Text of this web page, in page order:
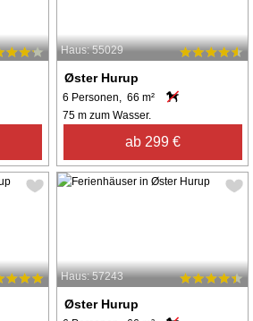
Haus: 55029
Øster Hurup
6 Personen, 66 m²
75 m zum Wasser.
ab 299 €
Haus: 57243
Øster Hurup